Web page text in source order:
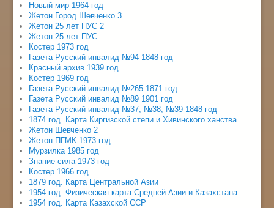
Новый мир 1964 год
Жетон Город Шевченко 3
Жетон 25 лет ПУС 2
Жетон 25 лет ПУС
Костер 1973 год
Газета Русский инвалид №94 1848 год
Красный архив 1939 год
Костер 1969 год
Газета Русский инвалид №265 1871 год
Газета Русский инвалид №89 1901 год
Газета Русский инвалид №37, №38, №39 1848 год
1874 год. Карта Киргизской степи и Хивинского ханства
Жетон Шевченко 2
Жетон ПГМК 1973 год
Мурзилка 1985 год
Знание-сила 1973 год
Костер 1966 год
1879 год. Карта Центральной Азии
1954 год. Физическая карта Средней Азии и Казахстана
1954 год. Карта Казахской ССР